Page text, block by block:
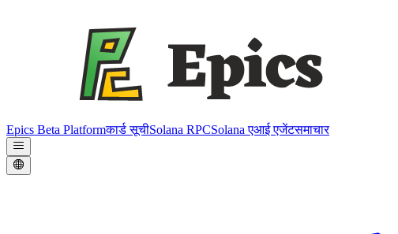
Epics Beta Platformकार्ड सूचीSolana RPCSolana एआई एजेंटसमाचार